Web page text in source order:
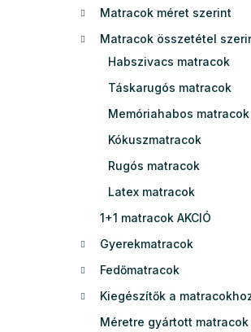
Matracok méret szerint
Matracok összetétel
Habszivacs matracok
Táskarugós matracok
Memóriahabos matracok
Kókuszmatracok
Rugós matracok
Latex matracok
1+1 matracok AKCIÓ
Gyerekmatracok
Fedőmatracok
Kiegészítők a
Méretre gyártott matracok